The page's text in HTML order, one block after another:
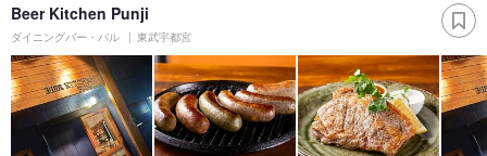
Beer Kitchen Punji
ダイニングバー・バル 東武宇都宮